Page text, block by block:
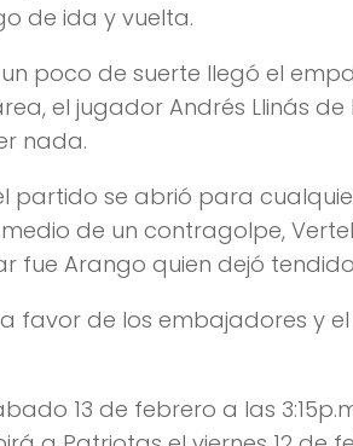
de ida y vuelta.
poco de suerte llegó el
el jugador Andrés Llinás
nada.
partido se abrió para
de un contragolpe,
Arango quien dejó
favor de los embajadores y el
13 de febrero a las